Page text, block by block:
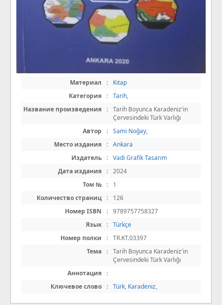
Материал :
Kitap
Категория
: Tarih,
Название произведения
: Tarih Boyunca Karadeniz'in
Çervesindeki Türk Varlığı
Автор
: Sami Noğay,
Место издания
: Ankara
Издатель
: Vadi Grafik Tasarım
Дата издания
: 2024
Том №
:
1
Количество страниц
:
126
Номер ISBN
: 9789757758327
Язык
: Türkçe
Номер полки
: TR.KT.03397
Тема
: Tarih Boyunca Karadeniz'in
Çervesindeki Türk Varlığı
Аннотация
:
Ключевое слово
: Türk, Karadeniz,